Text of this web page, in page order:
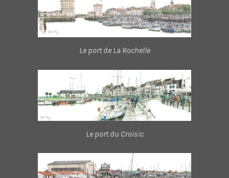
Le port de La Rochelle
Le port du Croisic